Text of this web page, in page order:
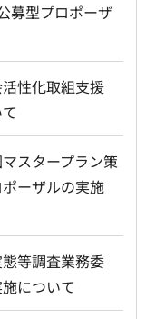
募型プロポーザ
性化取組支援
スタープラン策
ーザルの実施
等調査業務委
について